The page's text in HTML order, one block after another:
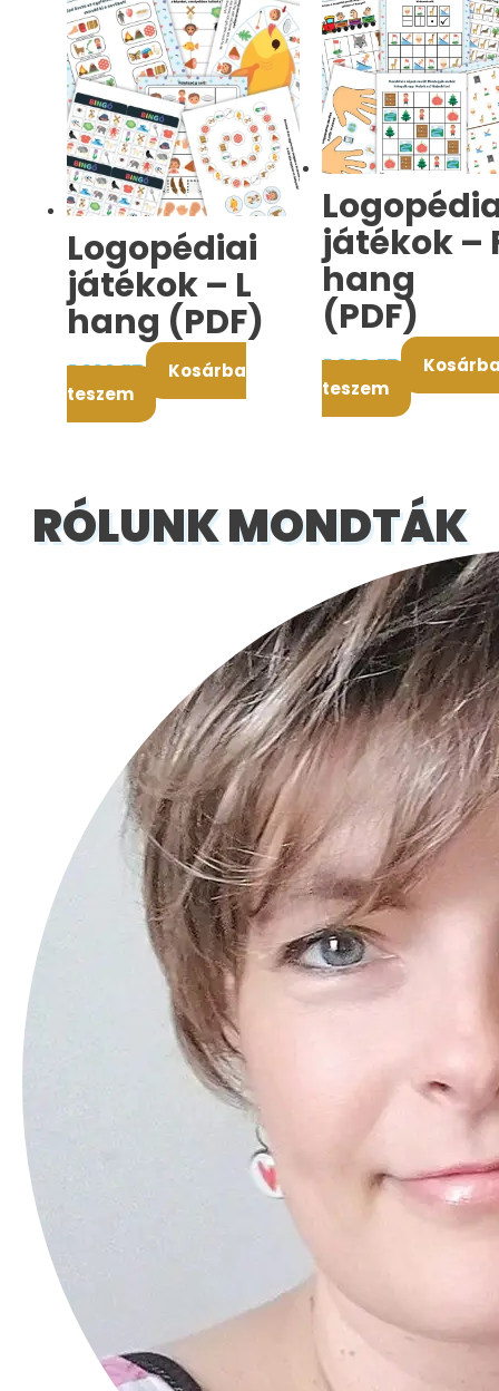
Logopédiai
játékok – L
hang (PDF)
5.990FT
Kosárba
teszem
játékok –
hang
(PDF)
5.990FT
teszem
RÓLUNK MONDTÁK